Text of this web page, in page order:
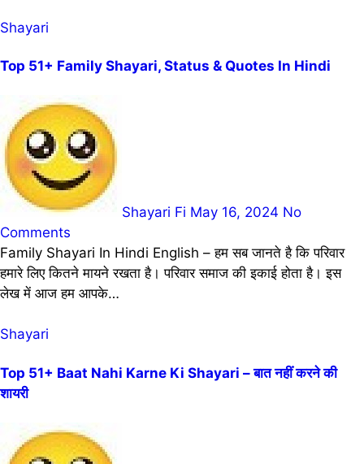
Shayari
Top 51+ Family Shayari, Status & Quotes In Hindi
Shayari Fi May 16, 2024 No
Comments
Family Shayari In Hindi English – हम सब जानते है कि परिवार
हमारे लिए कितने मायने रखता है। परिवार समाज की इकाई होता है। इस
लेख में आज हम आपके…
Shayari
Top 51+ Baat Nahi Karne Ki Shayari – बात नहीं करने की
शायरी